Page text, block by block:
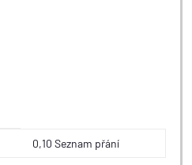
0,10 Seznam přání